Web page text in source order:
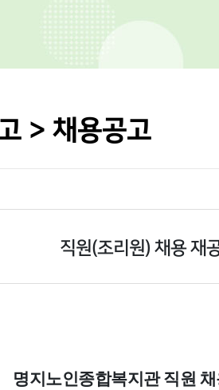
> 채용공고
직원(조리원) 채용 재
명지노인종합복지관 직원